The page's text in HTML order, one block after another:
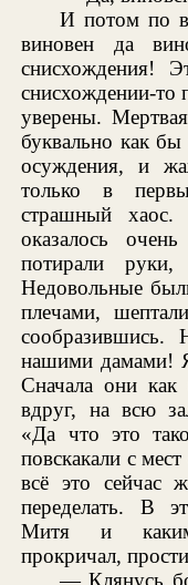
И потом по
виновен да
снисхождения!
снисхождении-то
уверены.
буквально как
осуждения, и
только в
страшный
оказалось
потирали
Недовольные
плечами,
нашими дамами!
Сначала они
вдруг, на всю
«Да что это
повскакали с
всё это сейчас
переделать. В
Митя и
прокричал,
— Клянусь